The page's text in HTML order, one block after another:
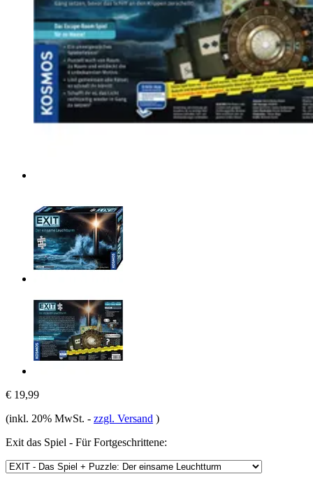
€ 19,99
(inkl. 20% MwSt. - zzgl. Versand )
Exit das Spiel - Für Fortgeschrittene: